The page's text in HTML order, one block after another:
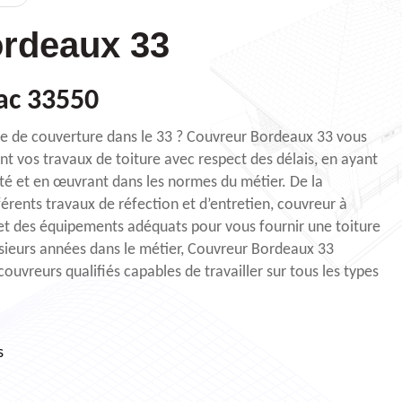
33
33550
de couverture dans le 33 ? Couvreur Bordeaux 33 vous
vos travaux de toiture avec respect des délais, en ayant
et en œuvrant dans les normes du métier. De la
travaux de réfection et d’entretien, couvreur à
des équipements adéquats pour vous fournir une toiture
années dans le métier, Couvreur Bordeaux 33
qualifiés capables de travailler sur tous les types